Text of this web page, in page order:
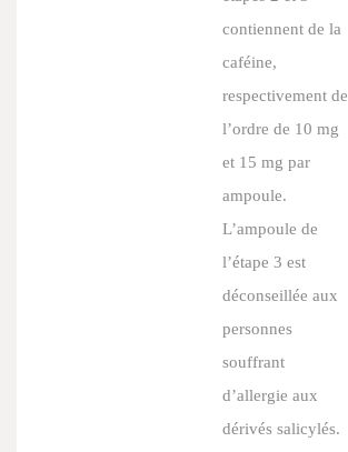
contiennent de la
caféine,
respectivement de
l’ordre de 10 mg
et 15 mg par
ampoule.
L’ampoule de
l’étape 3 est
déconseillée aux
personnes
souffrant
d’allergie aux
dérivés salicylés.